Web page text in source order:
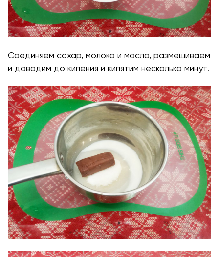
Соединяем сахар, молоко и масло, размешиваем
и доводим до кипения и кипятим несколько минут.